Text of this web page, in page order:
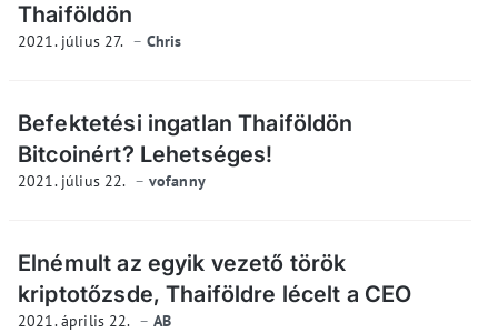
Thaiföldön
2021. július 27. Chris
Befektetési ingatlan Thaiföldön
Bitcoinért? Lehetséges!
2021. július 22. vofanny
Elnémult az egyik vezető török
kriptotőzsde, Thaiföldre lécelt a CEO
2021. április 22. AB